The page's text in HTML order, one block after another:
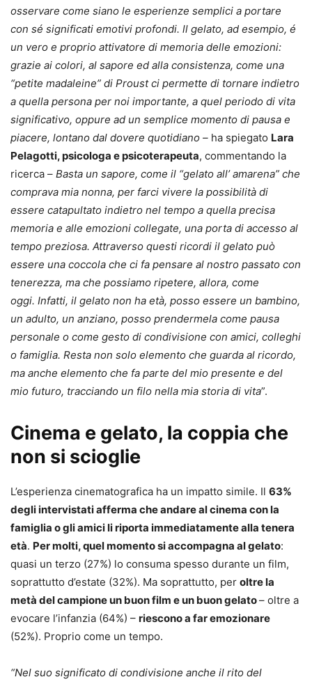
osservare come siano le esperienze semplici a portare
con sé significati emotivi profondi. ll gelato, ad esempio, é
un vero e proprio attivatore di memoria delle emozioni:
grazie ai colori, al sapore ed alla consistenza, come una
“petite madaleine” di Proust ci permette di tornare indietro
a quella persona per noi importante, a quel periodo di vita
significativo, oppure ad un semplice momento di pausa e
piacere, lontano dal dovere quotidiano – ha spiegato Lara
Pelagotti, psicologa e psicoterapeuta, commentando la
ricerca – Basta un sapore, come il “gelato all’ amarena” che
comprava mia nonna, per farci vivere la possibilità di
essere catapultato indietro nel tempo a quella precisa
memoria e alle emozioni collegate, una porta di accesso al
tempo preziosa. Attraverso questi ricordi il gelato può
essere una coccola che ci fa pensare al nostro passato con
tenerezza, ma che possiamo ripetere, allora, come
oggi. Infatti, il gelato non ha età, posso essere un bambino,
un adulto, un anziano, posso prendermela come pausa
personale o come gesto di condivisione con amici, colleghi
o famiglia. Resta non solo elemento che guarda al ricordo,
ma anche elemento che fa parte del mio presente e del
mio futuro, tracciando un filo nella mia storia di vita”.
Cinema e gelato, la coppia che
non si scioglie
L’esperienza cinematografica ha un impatto simile. Il 63%
degli intervistati afferma che andare al cinema con la
famiglia o gli amici li riporta immediatamente alla tenera
età. Per molti, quel momento si accompagna al gelato:
quasi un terzo (27%) lo consuma spesso durante un film,
soprattutto d’estate (32%). Ma soprattutto, per oltre la
metà del campione un buon film e un buon gelato– oltre a
evocare l’infanzia (64%) – riescono a far emozionare
(52%). Proprio come un tempo.
“Nel suo significato di condivisione anche il rito del